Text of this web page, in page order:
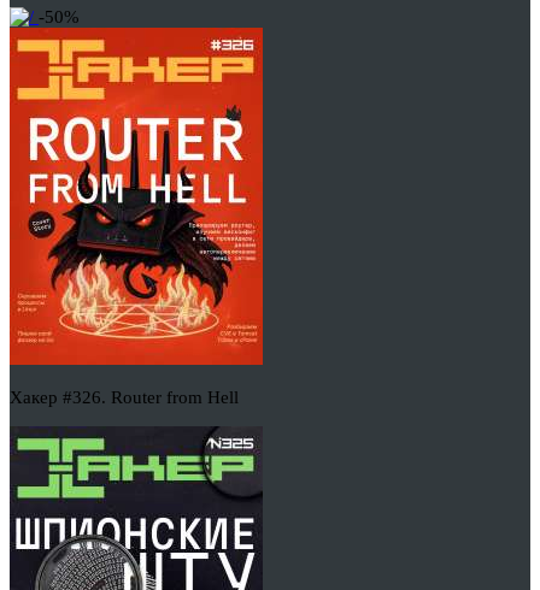
-50%
Хакер #326. Router from Hell